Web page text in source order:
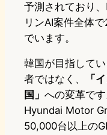
予測されており
リンAI案件全体
でいます。
韓国が目指して
者ではなく、
「
国」 への変革で
Hyundai Motor
50,000台以上の